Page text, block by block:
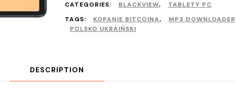
CATEGORIES:
BLACKVIEW,
TABLETY PC
TAGS:
KOPANIE BITCOINA, MP3 DOWNLOADER
POLSKO UKRAIŃSKI
DESCRIPTION